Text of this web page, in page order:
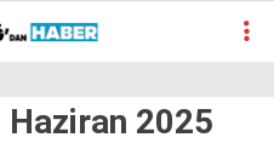
23.9
YAZARLAR
Haziran 2025